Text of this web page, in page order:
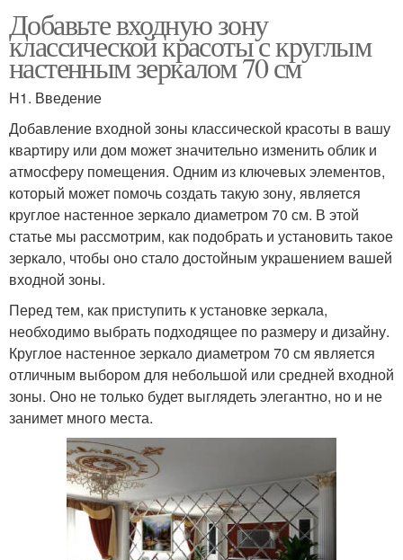
Добавьте входную зону
классической красоты с круглым
настенным зеркалом 70 см
H1. Введение
Добавление входной зоны классической красоты в вашу
квартиру или дом может значительно изменить облик и
атмосферу помещения. Одним из ключевых элементов,
который может помочь создать такую зону, является
круглое настенное зеркало диаметром 70 см. В этой
статье мы рассмотрим, как подобрать и установить такое
зеркало, чтобы оно стало достойным украшением вашей
входной зоны.
Перед тем, как приступить к установке зеркала,
необходимо выбрать подходящее по размеру и дизайну.
Круглое настенное зеркало диаметром 70 см является
отличным выбором для небольшой или средней входной
зоны. Оно не только будет выглядеть элегантно, но и не
занимет много места.